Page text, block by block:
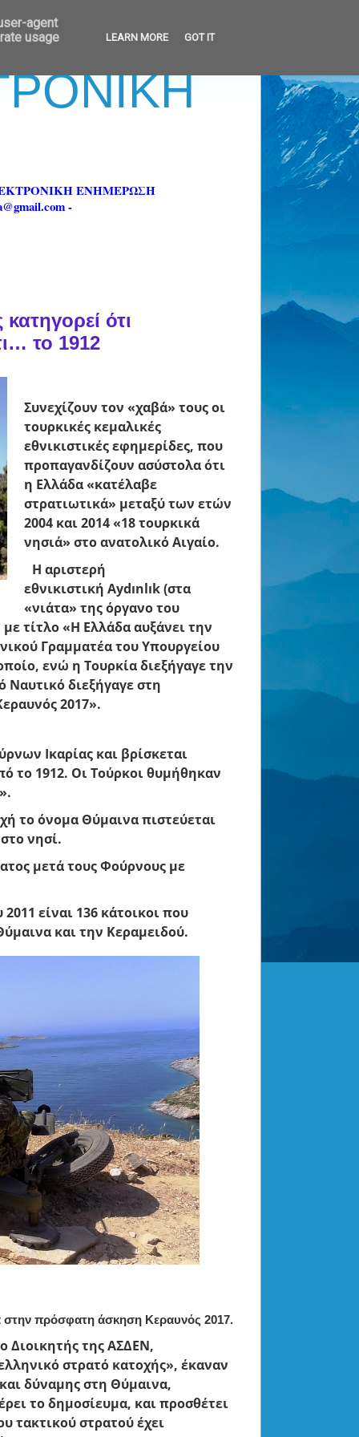
ΕΝΗΜΕΡΩΣΗ
-
ότι
το 1912
Συνεχίζουν τον «χαβά» τους οι
τουρκικές κεμαλικές
εθνικιστικές εφημερίδες, που
προπαγανδίζουν ασύστολα ότι
η Ελλάδα«κατέλαβε
στρατιωτικά» μεταξύ των ετών
2004 και 2014 «18 τουρκικά
νησιά» στο ανατολικόΑιγαίο.
Η αριστερή
εθνικιστική Aydınlık(στα
«νιάτα» της όργανο του
τίτλο «Η Ελλάδα αυξάνει την
Γραμματέα του Υπουργείου
ενώ η Τουρκία διεξήγαγε την
Ναυτικό διεξήγαγε στη
2017».
Ικαρίας και βρίσκεται
το 1912. Οι Τούρκοι θυμήθηκαν
το όνομα Θύμαινα πιστεύεται
νησί.
μετά τους Φούρνους με
είναι 136 κάτοικοι που
και την Κεραμειδού.
στην πρόσφατη άσκηση Κεραυνός 2017.
Διοικητής της ΑΣΔΕΝ,
στρατό κατοχής», έκαναν
δύναμης στη Θύμαινα,
το δημοσίευμα, και προσθέτει
τακτικού στρατού έχει
agent
usage
LEARN MORE GOT IT